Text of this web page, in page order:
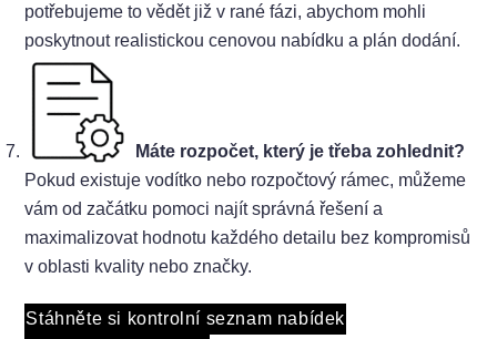
potřebujeme to vědět již v rané fázi, abychom mohli
poskytnout realistickou cenovou nabídku a plán dodání.
Máte rozpočet, který je třeba zohlednit?
Pokud existuje vodítko nebo rozpočtový rámec, můžeme
vám od začátku pomoci najít správná řešení a
maximalizovat hodnotu každého detailu bez kompromisů
v oblasti kvality nebo značky.
Stáhněte si kontrolní seznam nabídek